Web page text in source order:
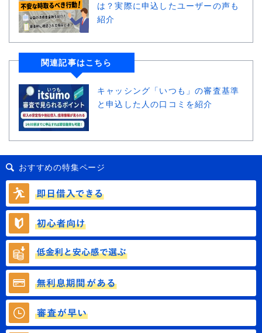
は？実際に申込したユーザーの声も
紹介
関連記事はこちら
キャッシング「いつも」の審査基準
と申込した人の口コミを紹介
おすすめの特集ページ